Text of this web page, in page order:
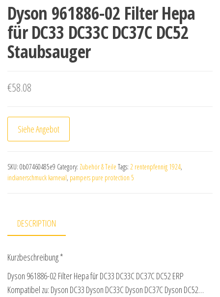
Dyson 961886-02 Filter Hepa
für DC33 DC33C DC37C DC52
Staubsauger
€58.08
Siehe Angebot
SKU: 0b07460485e9 Category: Zubehör & Teile Tags: 2 rentenpfennig 1924,
indianerschmuck karneval, pampers pure protection 5
DESCRIPTION
Kurzbeschreibung *
Dyson 961886-02 Filter Hepa für DC33 DC33C DC37C DC52 ERP
Kompatibel zu: Dyson DC33 Dyson DC33C Dyson DC37C Dyson DC52…